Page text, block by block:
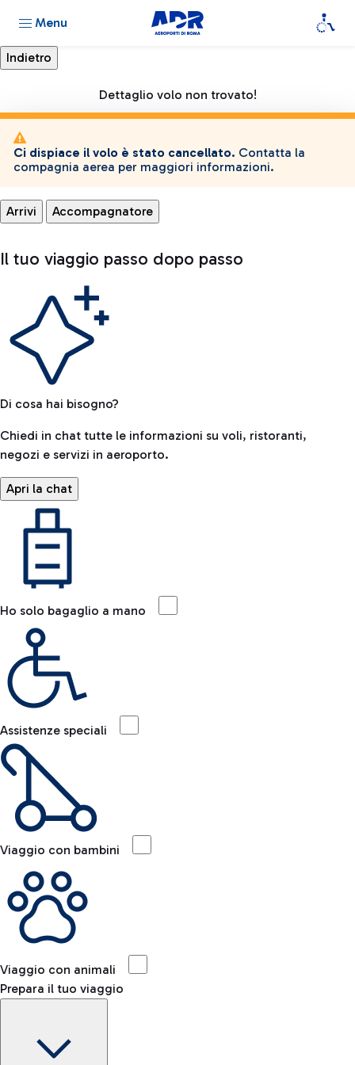
Menu
Dettaglio volo non trovato!
Ci dispiace il volo è stato cancellato. Contatta la
compagnia aerea per maggiori informazioni.
Arrivi Accompagnatore
Il tuo viaggio passo dopo passo
Di cosa hai bisogno?
Chiedi in chat tutte le informazioni su voli, ristoranti,
negozi e servizi in aeroporto.
Apri la chat
Ho solo bagaglio a mano
Assistenze speciali
Viaggio con bambini
Viaggio con animali
Prepara il tuo viaggio